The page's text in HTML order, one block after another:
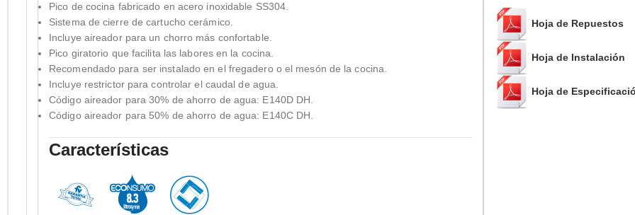
Pico de cocina fabricado en acero inoxidable SS304.
Sistema de cierre de cartucho cerámico.
Incluye aireador para un chorro más confortable.
Pico giratorio que facilita las labores en la cocina.
Recomendado para ser instalado en el fregadero o el mesón de la cocina.
Incluye restrictor para controlar el caudal de agua.
Código aireador para 30% de ahorro de agua: E140D DH.
Código aireador para 50% de ahorro de agua: E140C DH.
Características
Hoja de Repuestos
Hoja de Instalación
Hoja de